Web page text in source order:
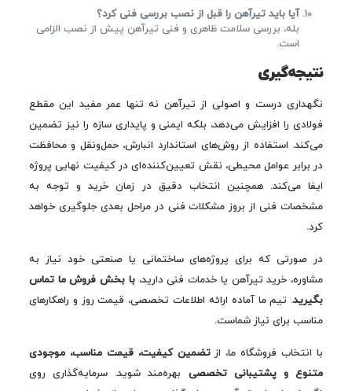
آیا باید تیرآهن را قبل از نصب بررسی فنی کرد؟
بله، بررسی سلامت ظاهری و فنی تیرآهن پیش از نصب الزامی
است.
نتیجه‌گیری
نگهداری درست و اصولی از تیرآهن نه تنها عمر مفید این مقطع
فولادی را افزایش می‌دهد، بلکه ایمنی و پایداری سازه را نیز تضمین
می‌کند. استفاده از روش‌های استاندارد انبارش، حمل‌ونقل و محافظت
در برابر عوامل محیطی، نقش تعیین‌کننده‌ای در کیفیت نهایی پروژه
ایفا می‌کند. همچنین انتخاب دقیق در زمان خرید و توجه به
مشخصات فنی از بروز مشکلات فنی در مراحل بعدی جلوگیری خواهد
کرد.
در صورتی که برای پروژه‌های ساختمانی یا صنعتی خود نیاز به
مشاوره، خرید تیرآهن یا خدمات فنی دارید،با بخش فروش ما تماس
بگیرید. تیم ما آماده ارائه اطلاعات تخصصی، قیمت روز و راهکارهای
مناسب برای نیاز شماست.
با انتخاب فروشگاه ما، ازتضمین کیفیت، قیمت مناسب، موجودی
متنوع و پشتیبانی تخصصی بهره‌مند شوید. سرمایه‌گذاری روی